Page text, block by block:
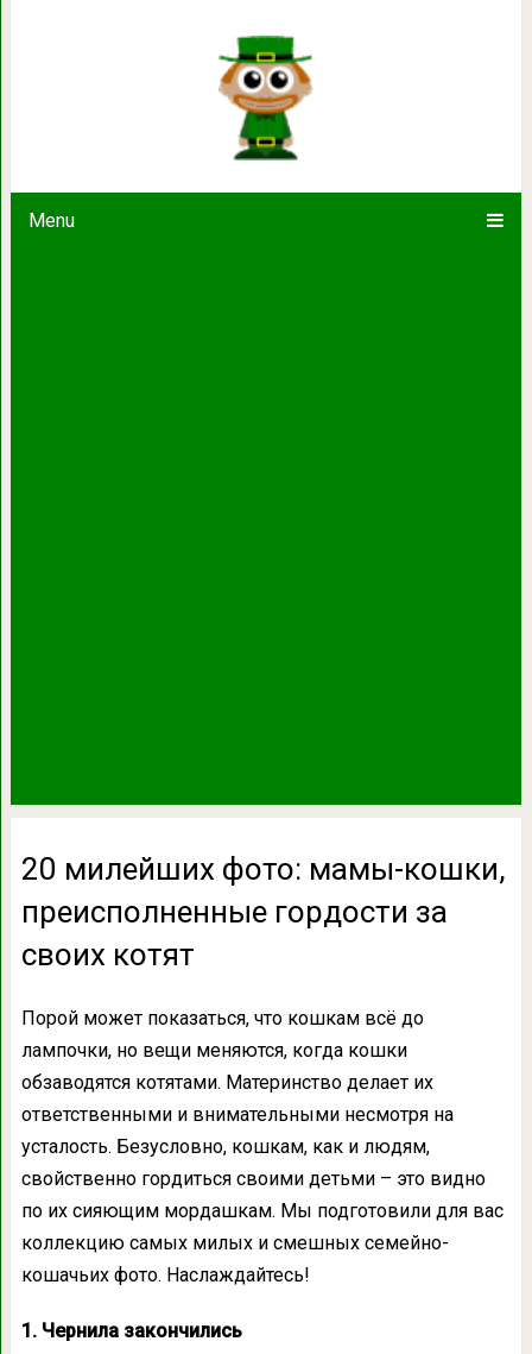
Menu
20 милейших фото: мамы-кошки,
20 милейших фото: мамы-кошки,
преисполненные гордости за
своих котят
Порой может показаться, что кошкам всё до
лампочки, но вещи меняются, когда кошки
обзаводятся котятами. Материнство делает их
ответственными и внимательными несмотря на
усталость. Безусловно, кошкам, как и людям,
свойственно гордиться своими детьми – это видно
по их сияющим мордашкам. Мы подготовили для вас
коллекцию самых милых и смешных семейно-
кошачьих фото. Наслаждайтесь!
1. Чернила закончились